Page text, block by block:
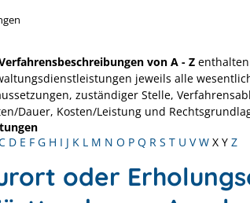
von A - Z
jeweils alle
zuständiger Stelle,
Dauer, Kosten/Leistung und
D E F G H I J K L M N O P Q R S T U V W X Y Z
oder